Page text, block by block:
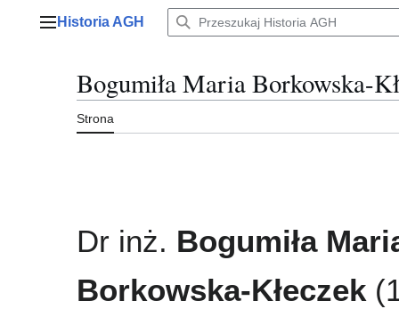
Menu główne
Historia AGH
Bogumiła Maria Borkowska-
Strona
Dr inż. Bogumiła
Borkowska-Kłeczek